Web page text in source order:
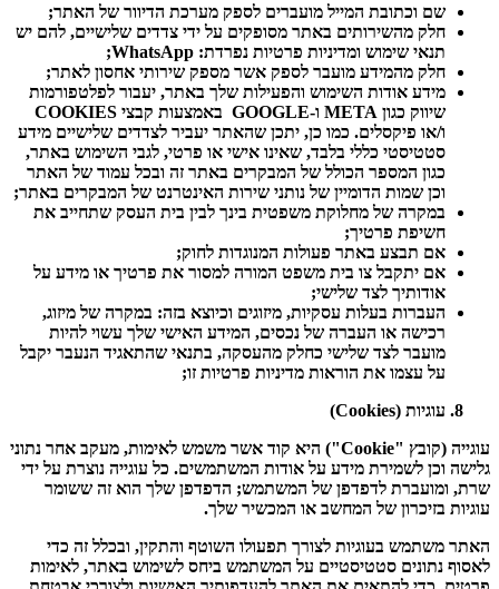
שם וכתובת המייל מועברים לספק מערכת הדיוור של האתר;
חלק מהשירותים באתר מסופקים על ידי צדדים שלישיים, להם יש
תנאי שימוש ומדיניות פרטיות נפרדת: WhatsApp;
חלק מהמידע מועבר לספק אשר מספק שירותי אחסון לאתר;
מידע אודות השימוש והפעילות שלך באתר, יעבור לפלטפורמות
שיווק כגון META ו-GOOGLE באמצעות קבצי COOKIES
ו/או פיקסלים. כמו כן, יתכן שהאתר יעביר לצדדים שלישיים מידע
סטטיסטי כללי בלבד, שאינו אישי או פרטי, לגבי השימוש באתר,
כגון המספר הכולל של המבקרים באתר זה ובכל עמוד של האתר
וכן שמות הדומיין של נותני שירות האינטרנט של המבקרים באתר;
במקרה של מחלוקת משפטית בינך לבין בית העסק שתחייב את
חשיפת פרטיך;
אם תבצע באתר פעולות המנוגדות לחוק;
אם יתקבל צו בית משפט המורה למסור את פרטיך או מידע על
אודותיך לצד שלישי;
העברות בעלות עסקיות, מיזוגים וכיוצא בזה: במקרה של מיזוג,
רכישה או העברה של נכסים, המידע האישי שלך עשוי להיות
מועבר לצד שלישי כחלק מהעסקה, בתנאי שהתאגיד הנעבר יקבל
על עצמו את הוראות מדיניות פרטיות זו;
עוגיות (Cookies
)
עוגייה (קובץ "Cookie") היא קוד אשר משמש לאימות, מעקב אחר נתוני
גלישה וכן לשמירת מידע על אודות המשתמשים. כל עוגייה נוצרת על ידי
שרת, ומועברת לדפדפן של המשתמש; הדפדפן שלך הוא זה ששומר
עוגיות בזיכרון של המחשב או המכשיר שלך.
האתר משתמש בעוגיות לצורך תפעולו השוטף והתקין, ובכלל זה כדי
לאסוף נתונים סטטיסטיים על המשתמש ביחס לשימוש באתר, לאימות